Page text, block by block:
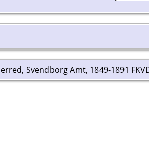
Svendborg Amt, 1849-1891